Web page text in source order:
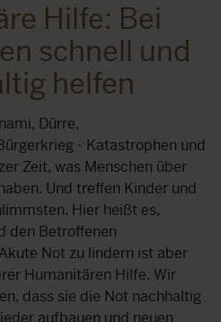
Hilfe: Bei
schnell und
helfen
Dürre,
- Katastrophen und
Zeit, was Menschen über
Und treffen Kinder und
Hier heißt es,
den Betroffenen
Not zu lindern ist aber
Humanitären Hilfe. Wir
dass sie die Not nachhaltig
aufbauen und neuen